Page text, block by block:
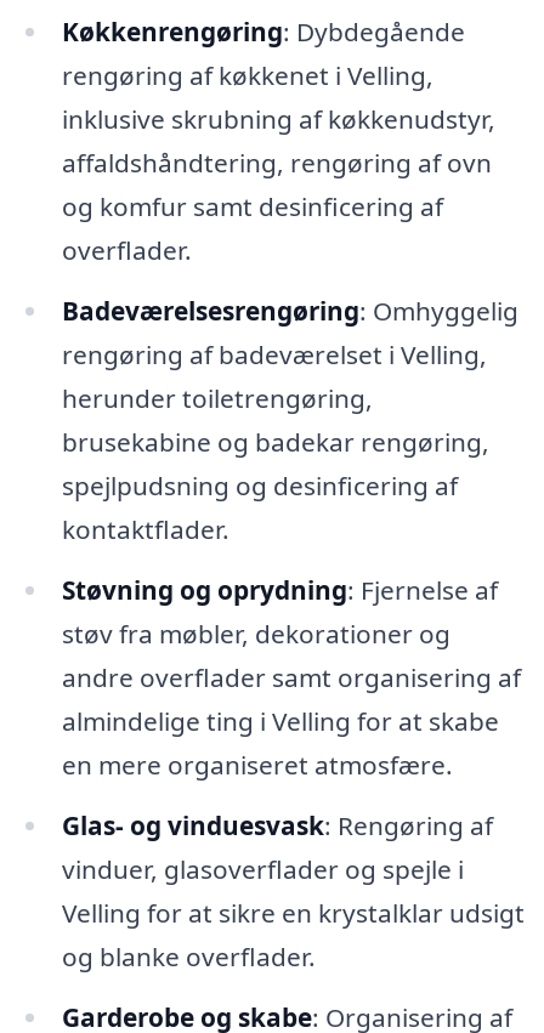
Køkkenrengøring: Dybdegående
rengøring af køkkenet i Velling,
inklusive skrubning af køkkenudstyr,
affaldshåndtering, rengøring af ovn
og komfur samt desinficering af
overflader.
Badeværelsesrengøring: Omhyggelig
rengøring af badeværelset i Velling,
herunder toiletrengøring,
brusekabine og badekar rengøring,
spejlpudsning og desinficering af
kontaktflader.
Støvning og oprydning: Fjernelse af
støv fra møbler, dekorationer og
andre overflader samt organisering af
almindelige ting i Velling for at skabe
en mere organiseret atmosfære.
Glas- og vinduesvask: Rengøring af
vinduer, glasoverflader og spejle i
Velling for at sikre en krystalklar udsigt
og blanke overflader.
Garderobe og skabe: Organisering af